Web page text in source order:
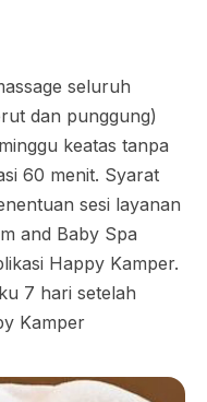
seluruh
dan punggung)
keatas tanpa
60 menit. Syarat
sesi layanan
and Baby Spa
Happy Kamper.
7 hari setelah
Kamper